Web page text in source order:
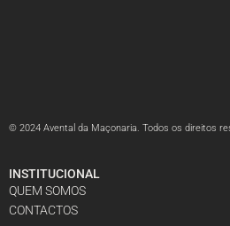
© 2024 Avental da Maçonaria. Todos os direitos
INSTITUCIONAL
QUEM SOMOS
CONTACTOS